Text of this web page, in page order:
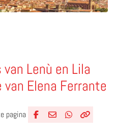
Lenù en Lila
van Elena Ferrante
pagina